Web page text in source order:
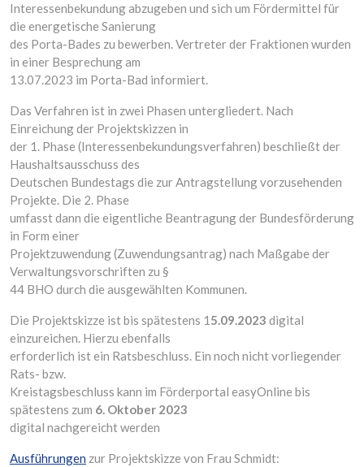
Interessenbekundung abzugeben und sich um Fördermittel für
die energetische Sanierung
des Porta-Bades zu bewerben. Vertreter der Fraktionen wurden
in einer Besprechung am
13.07.2023 im Porta-Bad informiert.
Das Verfahren ist in zwei Phasen untergliedert. Nach
Einreichung der Projektskizzen in
der 1. Phase (Interessenbekundungsverfahren) beschließt der
Haushaltsausschuss des
Deutschen Bundestags die zur Antragstellung vorzusehenden
Projekte. Die 2. Phase
umfasst dann die eigentliche Beantragung der Bundesförderung
in Form einer
Projektzuwendung (Zuwendungsantrag) nach Maßgabe der
Verwaltungsvorschriften zu §
44 BHO durch die ausgewählten Kommunen.
Die Projektskizze ist bis spätestens 1 5.09.2023 digital
einzureichen. Hierzu ebenfalls
erforderlich ist ein Ratsbeschluss. Ein noch nicht vorliegender
Rats- bzw.
Kreistagsbeschluss kann im Förderportal easyOnline bis
spätestens zum 6. Oktober 2023
digital nachgereicht werden
Ausführungen zur Projektskizze von Frau Schmidt: